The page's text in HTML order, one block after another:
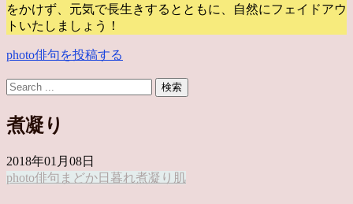
をかけず、元気で長生きするとともに、自然にフェイドアウ
トいたしましょう！
photo俳句を投稿する
煮凝り
2018年01月08日
photo俳句 まどか 日暮れ煮凝り 肌